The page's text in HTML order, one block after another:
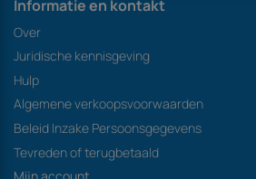
Informatie en kontakt
Over
Juridische kennisgeving
Hulp
Algemene verkoopsvoorwaarden
Beleid Inzake Persoonsgegevens
Tevreden of terugbetaald